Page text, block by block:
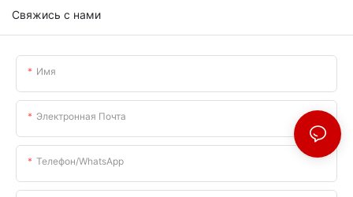
Свяжись с нами
Имя
Электронная Почта
Телефон/WhatsApp